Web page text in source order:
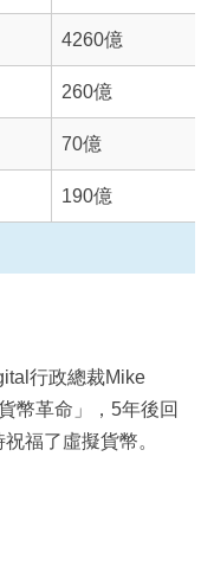
4260億
260億
70億
190億
行政總裁Mike
幣革命」，5年後回
福了虛擬貨幣。